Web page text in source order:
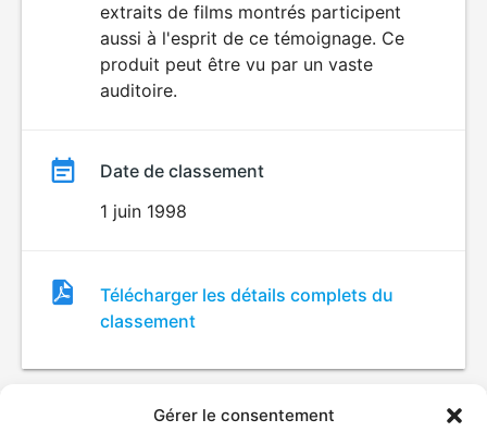
Gérer le consentement
extraits de films montrés participent
aussi à l'esprit de ce témoignage. Ce
produit peut être vu par un vaste
auditoire.
Date de classement
1 juin 1998
Fichier
de
classement
Télécharger les détails complets du
classement